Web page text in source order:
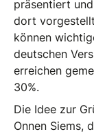
präsentiert
dort
können
deutschen
erreichen
30%.
Die Idee zur
Onnen Siems,